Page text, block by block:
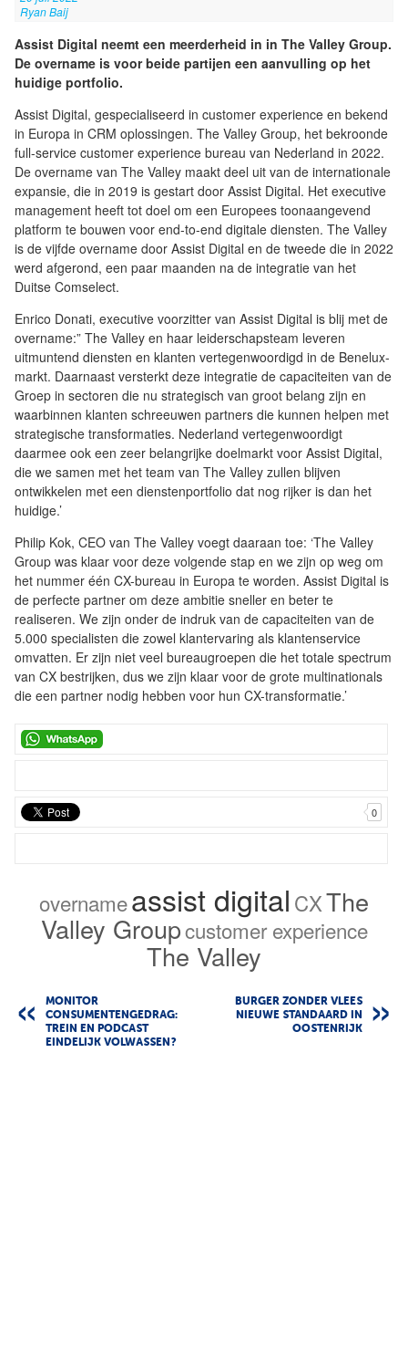
Ryan Baij
Assist Digital neemt een meerderheid in in The Valley Group.
De overname is voor beide partijen een aanvulling op het
huidige portfolio.
Assist Digital, gespecialiseerd in customer experience en bekend
in Europa in CRM oplossingen. The Valley Group, het bekroonde
full-service customer experience bureau van Nederland in 2022.
De overname van The Valley maakt deel uit van de internationale
expansie, die in 2019 is gestart door Assist Digital. Het executive
management heeft tot doel om een Europees toonaangevend
platform te bouwen voor end-to-end digitale diensten. The Valley
is de vijfde overname door Assist Digital en de tweede die in 2022
werd afgerond, een paar maanden na de integratie van het
Duitse Comselect.
Enrico Donati, executive voorzitter van Assist Digital is blij met de
overname:” The Valley en haar leiderschapsteam leveren
uitmuntend diensten en klanten vertegenwoordigd in de Benelux-
markt. Daarnaast versterkt deze integratie de capaciteiten van de
Groep in sectoren die nu strategisch van groot belang zijn en
waarbinnen klanten schreeuwen partners die kunnen helpen met
strategische transformaties. Nederland vertegenwoordigt
daarmee ook een zeer belangrijke doelmarkt voor Assist Digital,
die we samen met het team van The Valley zullen blijven
ontwikkelen met een dienstenportfolio dat nog rijker is dan het
huidige.’
Philip Kok, CEO van The Valley voegt daaraan toe: ‘The Valley
Group was klaar voor deze volgende stap en we zijn op weg om
het nummer één CX-bureau in Europa te worden. Assist Digital is
de perfecte partner om deze ambitie sneller en beter te
realiseren. We zijn onder de indruk van de capaciteiten van de
5.000 specialisten die zowel klantervaring als klantenservice
omvatten. Er zijn niet veel bureaugroepen die het totale spectrum
van CX bestrijken, dus we zijn klaar voor de grote multinationals
die een partner nodig hebben voor hun CX-transformatie.’
0
overnameassist digital CXThe
Valley Groupcustomer experience
The Valley
MONITOR
CONSUMENTENGEDRAG:
TREIN EN PODCAST
EINDELIJK VOLWASSEN?
BURGER ZONDER VLEES
NIEUWE STANDAARD IN
OOSTENRIJK